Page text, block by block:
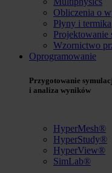
Obliczenia o
Płyny i termika
Projektowanie
Wzornictwo
Oprogramowanie
Przygotowanie
i analiza wyników
HyperMesh®
HyperStudy®
HyperView®
SimLab®